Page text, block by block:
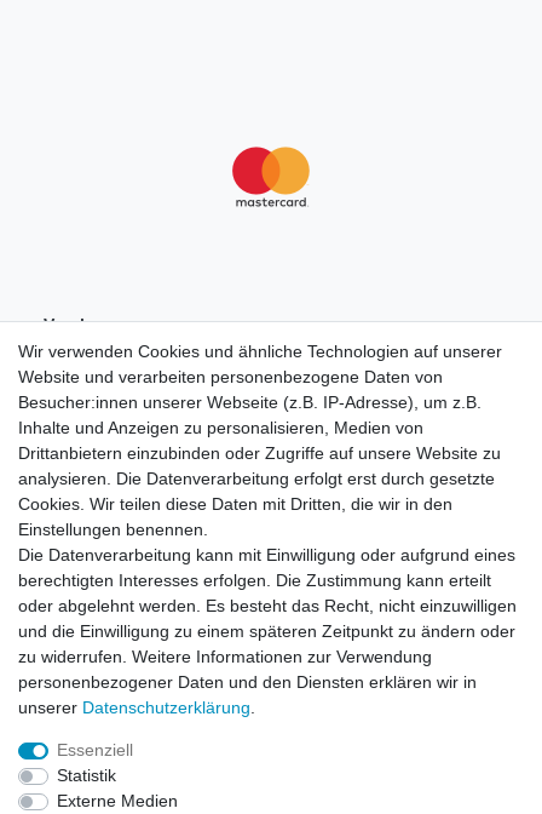
Vorab-
Überweisung
Wir verwenden Cookies und ähnliche Technologien auf unserer
Website und verarbeiten personenbezogene Daten von
Besucher:innen unserer Webseite (z.B. IP-Adresse), um z.B.
Inhalte und Anzeigen zu personalisieren, Medien von
Drittanbietern einzubinden oder Zugriffe auf unsere Website zu
analysieren. Die Datenverarbeitung erfolgt erst durch gesetzte
Cookies. Wir teilen diese Daten mit Dritten, die wir in den
Einstellungen benennen.
Die Datenverarbeitung kann mit Einwilligung oder aufgrund eines
berechtigten Interesses erfolgen. Die Zustimmung kann erteilt
oder abgelehnt werden. Es besteht das Recht, nicht einzuwilligen
und die Einwilligung zu einem späteren Zeitpunkt zu ändern oder
zu widerrufen. Weitere Informationen zur Verwendung
personenbezogener Daten und den Diensten erklären wir in
unserer Daten­schutz­erklärung
Essenziell
Statistik
Externe Medien